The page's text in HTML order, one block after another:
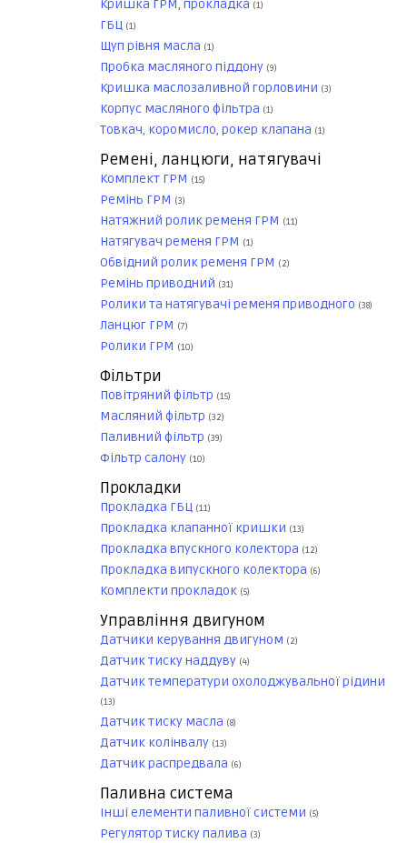
Кришка ГРМ, прокладка (1)
ГБЦ (1)
Щуп рівня масла (1)
Пробка масляного піддону (9)
Кришка маслозаливной горловини (3)
Корпус масляного фільтра (1)
Товкач, коромисло, рокер клапана (1)
Ремені, ланцюги, натягувачі
Комплект ГРМ (15)
Ремінь ГРМ (3)
Натяжний ролик ременя ГРМ (11)
Натягувач ременя ГРМ (1)
Обвідний ролик ременя ГРМ (2)
Ремінь приводний (31)
Ролики та натягувачі ременя приводного (38)
Ланцюг ГРМ (7)
Ролики ГРМ (10)
Фільтри
Повітряний фільтр (15)
Масляний фільтр (32)
Паливний фільтр (39)
Фільтр салону (10)
Прокладки
Прокладка ГБЦ (11)
Прокладка клапанної кришки (13)
Прокладка впускного колектора (12)
Прокладка випускного колектора (6)
Комплекти прокладок (5)
Управління двигуном
Датчики керування двигуном (2)
Датчик тиску наддуву (4)
Датчик температури охолоджувальної рідини
(13)
Датчик тиску масла (8)
Датчик колінвалу (13)
Датчик распредвала (6)
Паливна система
Інші елементи паливної системи (5)
Регулятор тиску палива (3)